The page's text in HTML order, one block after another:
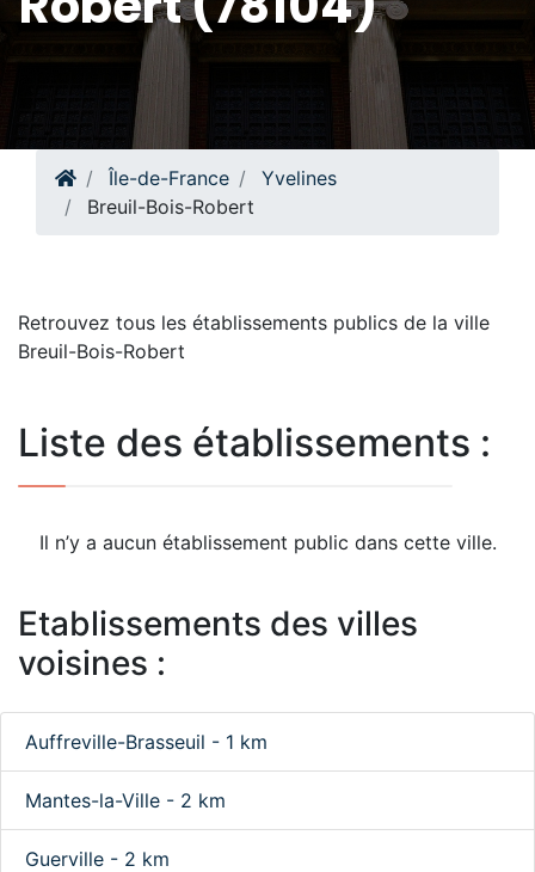
Île-de-France
Yvelines
Breuil-Bois-Robert
Retrouvez tous les établissements publics de la ville
Breuil-Bois-Robert
Liste des établissements :
Il n’y a aucun établissement public dans cette ville.
Etablissements des villes
voisines :
Auffreville-Brasseuil - 1 km
Mantes-la-Ville - 2 km
Guerville - 2 km